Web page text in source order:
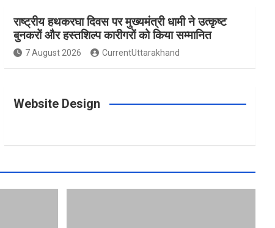
राष्ट्रीय हथकरघा दिवस पर मुख्यमंत्री धामी ने उत्कृष्ट
बुनकरों और हस्तशिल्प कारीगरों को किया सम्मानित
7 August 2026 CurrentUttarakhand
Website Design